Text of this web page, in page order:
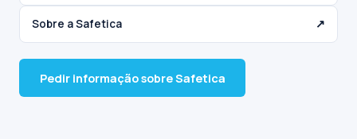
Sobre a Safetica ↗
Pedir informação sobre Safetica